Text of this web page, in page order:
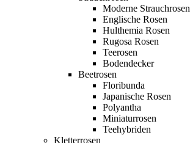
Moderne Strauchrosen
Englische Rosen
Hulthemia Rosen
Rugosa Rosen
Teerosen
Bodendecker
Beetrosen
Floribunda
Japanische Rosen
Polyantha
Miniaturrosen
Teehybriden
Kletterrosen